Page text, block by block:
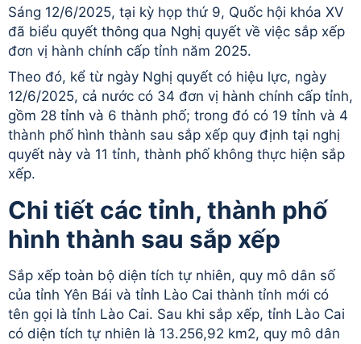
Sáng 12/6/2025, tại kỳ họp thứ 9, Quốc hội khóa XV
đã biểu quyết thông qua Nghị quyết về việc sắp xếp
đơn vị hành chính cấp tỉnh năm 2025.
Theo đó, kể từ ngày Nghị quyết có hiệu lực, ngày
12/6/2025, cả nước có 34 đơn vị hành chính cấp tỉnh,
gồm 28 tỉnh và 6 thành phố; trong đó có 19 tỉnh và 4
thành phố hình thành sau sắp xếp quy định tại nghị
quyết này và 11 tỉnh, thành phố không thực hiện sắp
xếp.
Chi tiết các tỉnh, thành phố
hình thành sau sắp xếp
Sắp xếp toàn bộ diện tích tự nhiên, quy mô dân số
của tỉnh Yên Bái và tỉnh Lào Cai thành tỉnh mới có
tên gọi là tỉnh Lào Cai. Sau khi sắp xếp, tỉnh Lào Cai
có diện tích tự nhiên là 13.256,92 km2, quy mô dân